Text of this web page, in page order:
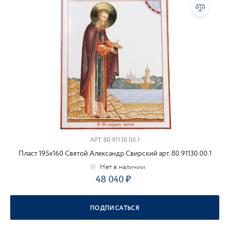
АРТ.80.91130.00.1
Пласт 195х160 Святой Александр Свирский арт. 80.91130.00.1
48 040
ПОДПИСАТЬСЯ